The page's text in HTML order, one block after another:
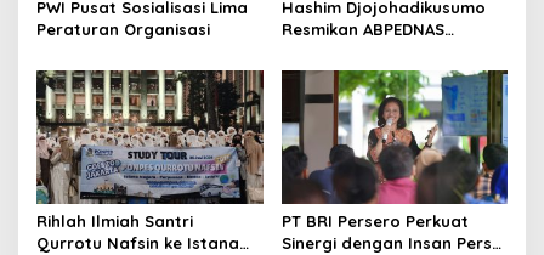
PWI Pusat Sosialisasi Lima
Peraturan Organisasi
Hashim Djojohadikusumo
Resmikan ABPEDNAS
Perkuat Ketahanan
Nasional dari Desa
Rihlah Ilmiah Santri
Qurrotu Nafsin ke Istana
PT BRI Persero Perkuat
Sinergi dengan Insan Pers